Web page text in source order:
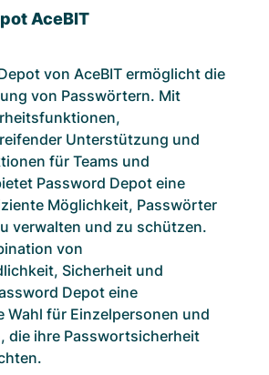
AceBIT
von AceBIT ermöglicht die
von Passwörtern. Mit
Unterstützung und
für Teams und
Password Depot eine
Möglichkeit, Passwörter
verwalten und zu schützen.
von
Sicherheit und
Depot eine
Wahl für Einzelpersonen und
die ihre Passwortsicherheit